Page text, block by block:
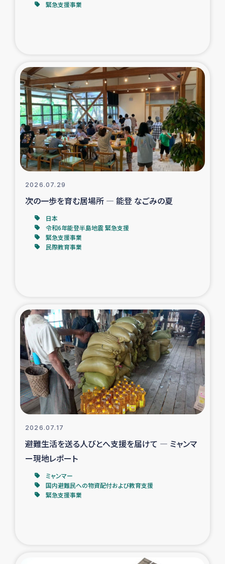
コーヒー生産者支援
アイナロ県マウベシ郡でのコーヒー畑改善事業
ベイルート大規模爆発被災者支援
女性の生計向上支援
アグロフォレストリー（カカオ）事業
緊急支援事業
2026.07.29
次の一歩を育む居場所 ― 能登 なごみの夏
日本
令和6年能登半島地震 緊急支援
緊急支援事業
民際教育事業
2026.07.17
避難生活を送る人びとへ支援を届けて ― ミャンマ
ー現地レポート
ミャンマー
国内避難民への物資配付および教育支援
緊急支援事業